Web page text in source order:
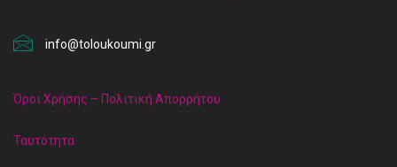
info@toloukoumi.gr
Όροι Χρήσης – Πολιτική Απορρήτου
Ταυτότητα